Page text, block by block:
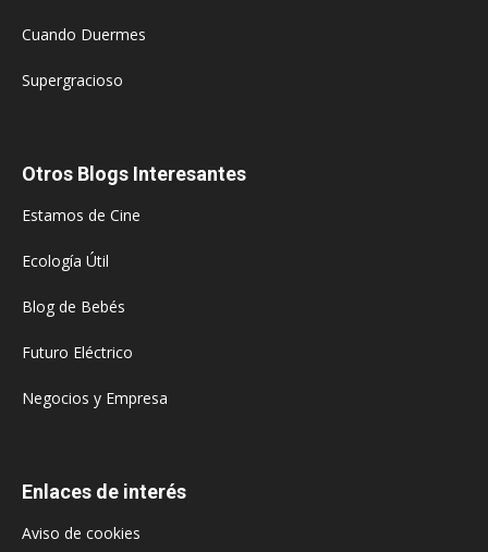
Cuando Duermes
Supergracioso
Otros Blogs Interesantes
Estamos de Cine
Ecología Útil
Blog de Bebés
Futuro Eléctrico
Negocios y Empresa
Enlaces de interés
Aviso de cookies